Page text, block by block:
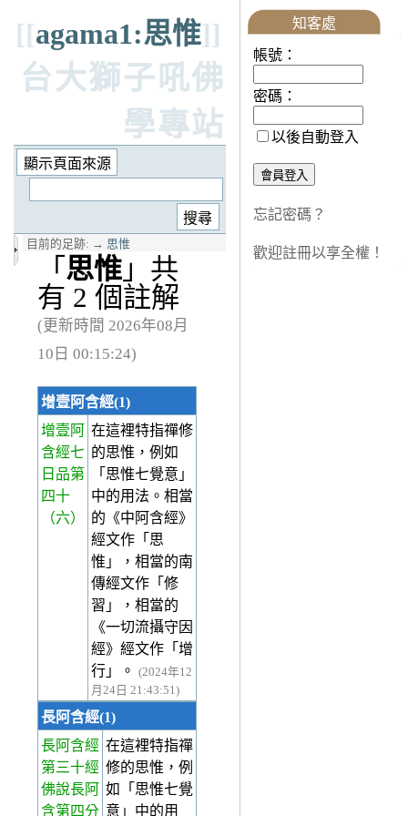
[[agama1:思惟]]
台大獅子吼佛
學專站
目前的足跡: → 思惟
「 思惟 」共
有 2 個註解
(更新時間 2026年08月
10日 00:15:24)
增壹阿含經(1)
增壹阿
含經七
日品第
四十
（六）
在這裡特指禪修
的思惟，例如
「思惟七覺意」
中的用法。相當
的《中阿含經》
經文作「思
惟」，相當的南
傳經文作「修
習」，相當的
《一切流攝守因
經》經文作「增
行」。
(2024年12
月24日 21:43:51)
長阿含經(1)
長阿含經
第三十經
佛說長阿
含第四分
在這裡特指禪
修的思惟，例
如「思惟七覺
意」中的用
知客處
帳號：
密碼：
以後自動登入
忘記密碼？
歡迎註冊以享全權！